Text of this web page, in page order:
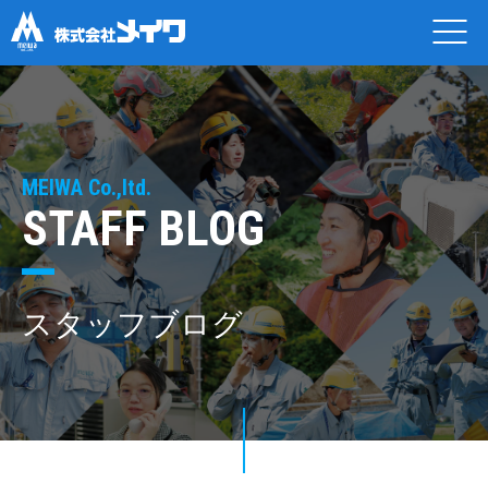
MEIWA Co.,ltd.
STAFF BLOG
スタッフブログ